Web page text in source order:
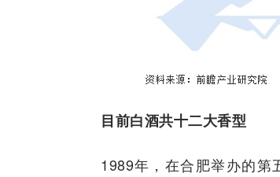
目前白酒共十二大香型
1989年，在合肥举办的